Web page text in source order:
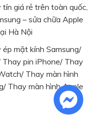
giá rẻ trên toàn quốc,
– sửa chữa Apple
Hà Nội
ép mặt kính Samsung/
Thay pin iPhone/ Thay
Thay màn hình
/ Thay màn hình Apple